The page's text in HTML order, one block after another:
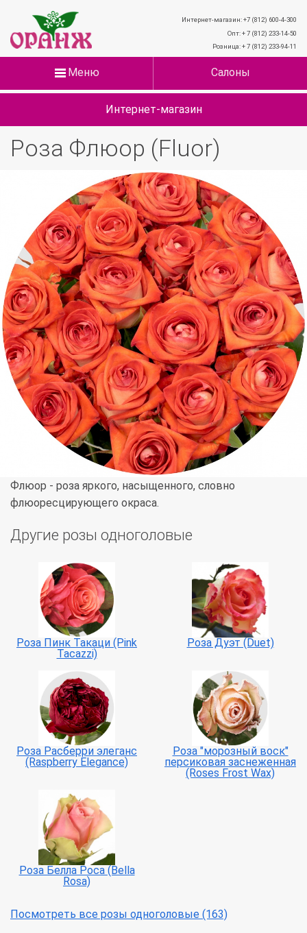
Интернет-магазин: +7 (812) 600-4-300
Опт: + 7 (812) 233-14-50
Розница: + 7 (812) 233-94-11
Меню Салоны
Интернет-магазин
Роза Флюор (Fluor)
Флюор - роза яркого, насыщенного, словно
флюоресцирующего окраса.
Другие розы одноголовые
Роза Пинк Такаци (Pink
Tacazzi)
Роза Дуэт (Duet)
Роза Расберри элеганс
(Raspberry Elegance)
Роза "морозный воск"
персиковая заснеженная
(Roses Frost Wax)
Роза Белла Роса (Bella
Rosa)
Посмотреть все розы одноголовые (163)